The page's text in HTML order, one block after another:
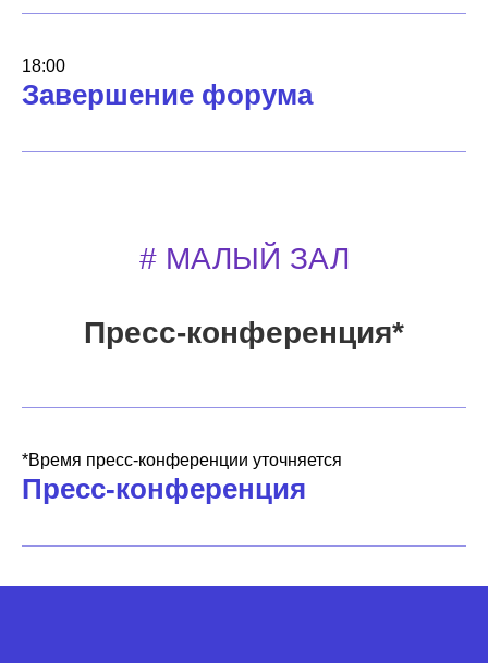
18:00
Завершение форума
# МАЛЫЙ ЗАЛ
Пресс-конференция*
*Время пресс-конференции уточняется
Пресс-конференция
ЗА 11 ЛЕТ УСПЕХА